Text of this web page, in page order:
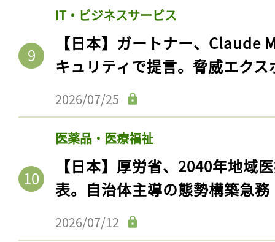
IT・ビジネスサービス
【日本】ガートナー、Claude
キュリティで提言。脅威エク
2026/07/25
医薬品・医療福祉
【日本】厚労省、2040年地域
表。自治体主導の態勢構築急務
2026/07/12